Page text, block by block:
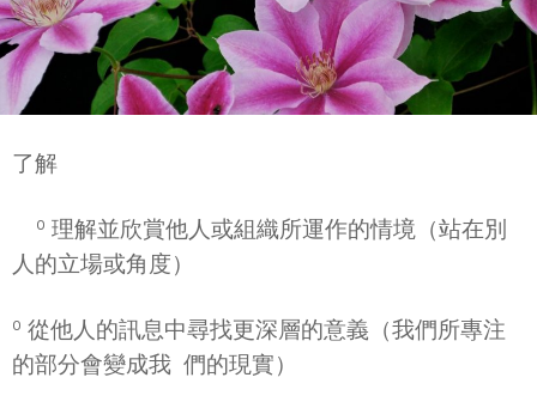
了解
º 理解並欣賞他人或組織所運作的情境（站在別
人的立場或角度）
º 從他人的訊息中尋找更深層的意義（我們所專注
的部分會變成我 們的現實）